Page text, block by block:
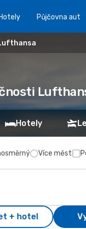
Hotely Půjčovna aut
Hotely
Více měst
+ hotel